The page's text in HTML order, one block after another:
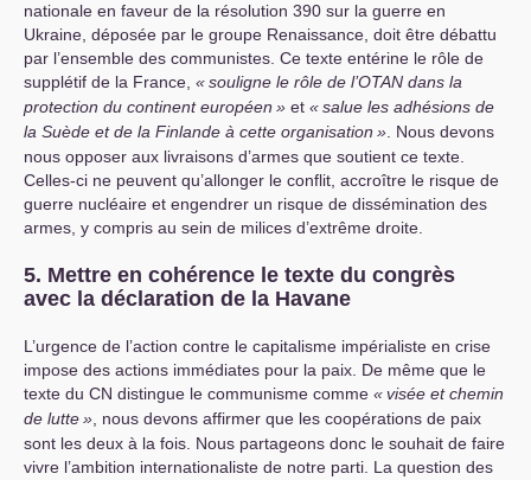
nationale en faveur de la résolution 390 sur la guerre en
Ukraine, déposée par le groupe Renaissance, doit être débattu
par l’ensemble des communistes. Ce texte entérine le rôle de
supplétif de la France, «souligne le rôle de l’OTAN dans la
protection du continent européen » et «salue les adhésions de
la Suède et de la Finlande à cette organisation » . Nous devons
nous opposer aux livraisons d’armes que soutient ce texte.
Celles-ci ne peuvent qu’allonger le conflit, accroître le risque de
guerre nucléaire et engendrer un risque de dissémination des
armes, y compris au sein de milices d’extrême droite.
5. Mettre en cohérence le texte du congrès
avec la déclaration de la Havane
L’urgence de l’action contre le capitalisme impérialiste en crise
impose des actions immédiates pour la paix. De même que le
texte du CN distingue le communisme comme «visée et chemin
de lutte» , nous devons affirmer que les coopérations de paix
sont les deux à la fois. Nous partageons donc le souhait de faire
vivre l’ambition internationaliste de notre parti. La question des